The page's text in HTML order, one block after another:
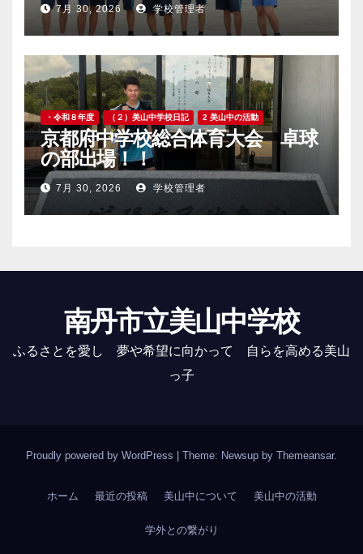
7月 30, 2026 学校管理者
・令和８年度 （２）美山中学校日記 2 美山中の活動
京都府中学校総合体育大会 卓球
の部出場！！
7月 30, 2026 学校管理者
南丹市立美山中学校
ふるさとを愛し 夢や希望に向かって 自らを高める美山
っ子
Proudly powered by WordPress Theme: Newsup by Themeansar.
ホーム 最近の投稿 美山中について 美山中の活動
学外との繋がり